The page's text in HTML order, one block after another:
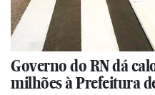
Governo do RN dá
milhões à Prefeitura